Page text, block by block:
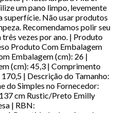
um pano limpo, levemente
superfície. Não usar produtos
Recomendamos polir seu
vezes por ano. | Produto
Produto Com Embalagem
Embalagem (cm): 26 |
(cm): 45,3 | Comprimento
| Descrição do Tamanho:
do Simples no Fornecedor:
cm Rustic/Preto Emilly
| RBN: